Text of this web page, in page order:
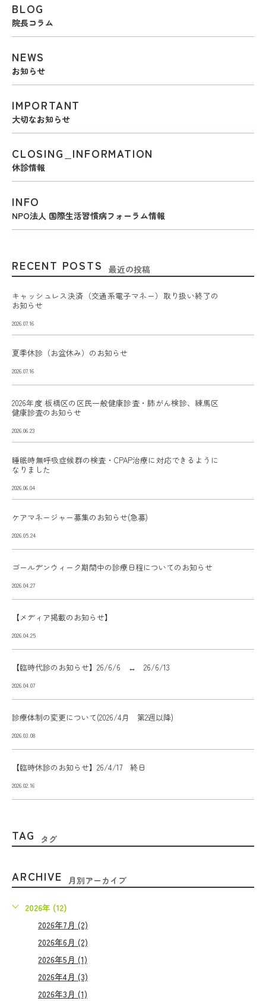
BLOG
院長コラム
NEWS
お知らせ
IMPORTANT
大切なお知らせ
CLOSING_INFORMATION
休診情報
INFO
NPO法人 国際生活習慣病フォーラム情報
RECENT POSTS 最近の投稿
キャッシュレス決済（交通系電子マネー）取り扱い終了の
お知らせ
2026.07.16
夏季休診（お盆休み）のお知らせ
2026.07.16
2026年度 板橋区の区民一般健康診査・肺がん検診、練馬区
健康診査のお知らせ
2026.06.23
睡眠時無呼吸症候群の検査・CPAP治療に対応できるように
なりました
2026.06.04
ケアマネージャー募集のお知らせ(急募)
2026.05.24
ゴールデンウィーク期間中の診療日程についてのお知らせ
2026.04.27
【メディア掲載のお知らせ】
2026.04.25
【臨時代診のお知らせ】26/6/6 ↔ 26/6/13
2026.04.07
診療体制の変更について(2026/4月 第2週以降)
2026.03.08
【臨時休診のお知らせ】26/4/17 終日
2026.02.16
TAG タグ
ARCHIVE 月別アーカイブ
2026年 (12)
2026年7月 (2)
2026年6月 (2)
2026年5月 (1)
2026年4月 (3)
2026年3月 (1)